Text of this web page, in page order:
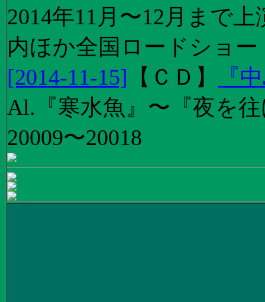
2014年11月〜12月まで
内ほか全国ロードショー
[2014-11-15] 【 ＣＤ 】
『
Al.『寒水魚』〜『夜を
20009〜20018